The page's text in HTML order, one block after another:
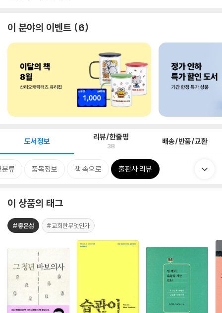
이 분야의 이벤트 6
도서정보 리뷰/한줄평
38 배송/반품/교환
분류 품목정보 책 속으로 출판사 리뷰
이 상품의 태그
#좋은삶 #교회란무엇인가